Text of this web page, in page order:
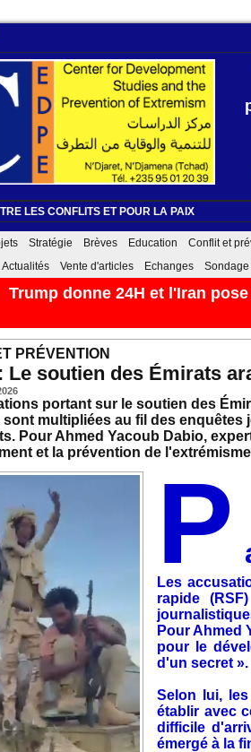
LES CONFLITS ET POUR LA PAIX
Stratégie Brèves Education Conflit et
Actualités Vente d'articles Echanges Sondage
Trump donne 24H et l'Iran
PRÉVENTION
Le soutien des Émirats
portant sur le soutien des
sont multipliées au fil des
Pour Ahmed Yacoub Dabio,
et la prévention de
P
Les
rapide
Pour Ahmed
pour le
d'un secret ».
Selon lui,
établir avec
difficile
émergé à la